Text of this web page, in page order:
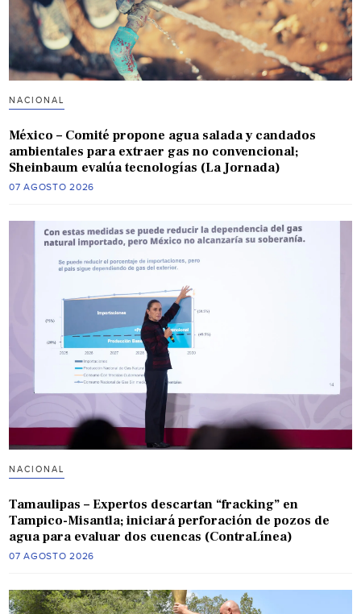
NACIONAL
México – Comité propone agua salada y candados
ambientales para extraer gas no convencional;
Sheinbaum evalúa tecnologías (La Jornada)
07 AGOSTO 2026
NACIONAL
Tamaulipas – Expertos descartan “fracking” en
Tampico-Misantla; iniciará perforación de pozos de
agua para evaluar dos cuencas (ContraLínea)
07 AGOSTO 2026